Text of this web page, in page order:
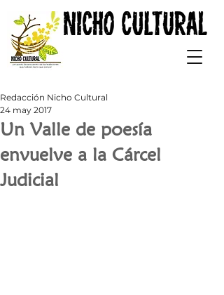
Un Valle de poesía
envuelve a la Cárcel
Judicial
Redacción Nicho Cultural
24 may 2017